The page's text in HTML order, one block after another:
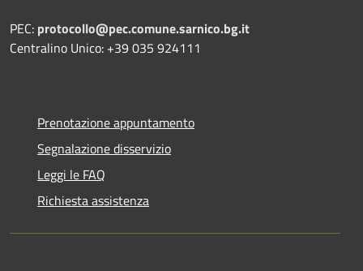
PEC: protocollo@pec.comune.sarnico.bg.it
Centralino Unico: +39 035 924111
Prenotazione appuntamento
Segnalazione disservizio
Leggi le FAQ
Richiesta assistenza